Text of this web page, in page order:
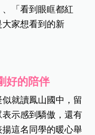
「看到眼眶都紅
家想看到的新
好的陪伴
就讀鳳山國中，留
示感到驕傲，還有
這名同學的暖心舉